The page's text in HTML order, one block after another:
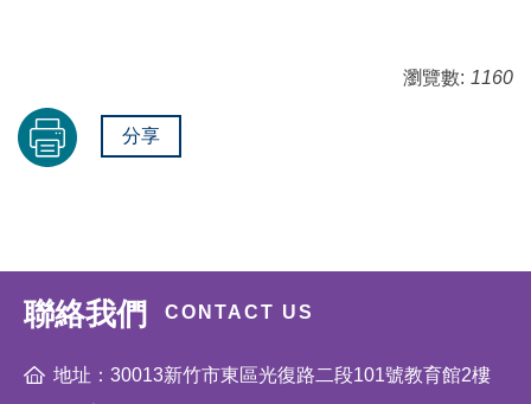
瀏覽數: 1160
分享
聯絡我們 CONTACT US
地址：30013新竹市東區光復路二段101號教育館2樓